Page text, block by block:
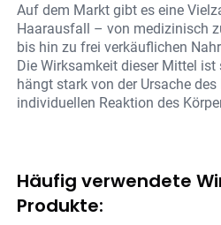
Auf dem Markt gibt es eine
Haarausfall – von medizinisch
bis hin zu frei verkäuflichen
Die Wirksamkeit dieser Mittel
hängt stark von der Ursache
individuellen Reaktion des
Häufig verwendete
Produkte: